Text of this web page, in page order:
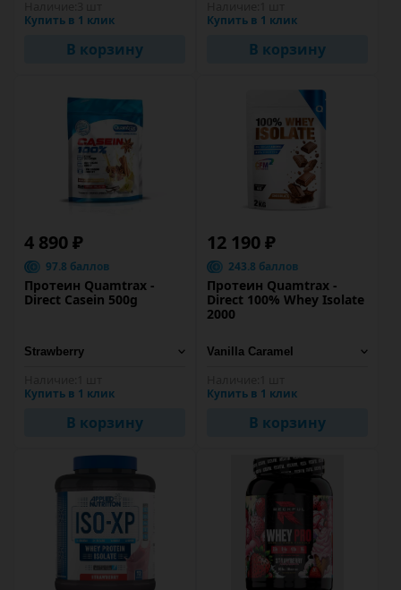
Купить в 1 клик
В корзину
Купить в 1 клик
В корзину
4 890 ₽
97.8 баллов
Протеин Quamtrax -
Direct Casein 500g
Купить в 1 клик
В корзину
12 190 ₽
243.8 баллов
Протеин Quamtrax -
Direct 100% Whey Isolate
2000
Купить в 1 клик
В корзину